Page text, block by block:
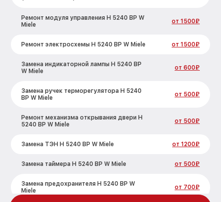
Ремонт модуля управления H 5240 BP W
Miele
от 1500₽
Ремонт электросхемы H 5240 BP W Miele от 1500₽
Замена индикаторной лампы H 5240 BP
W Miele
от 600₽
Замена ручек терморегулятора H 5240
BP W Miele
от 500₽
Ремонт механизма открывания двери H
5240 BP W Miele
от 500₽
Замена ТЭН H 5240 BP W Miele от 1200₽
Замена таймера H 5240 BP W Miele от 500₽
Замена предохранителя H 5240 BP W
Miele
от 700₽